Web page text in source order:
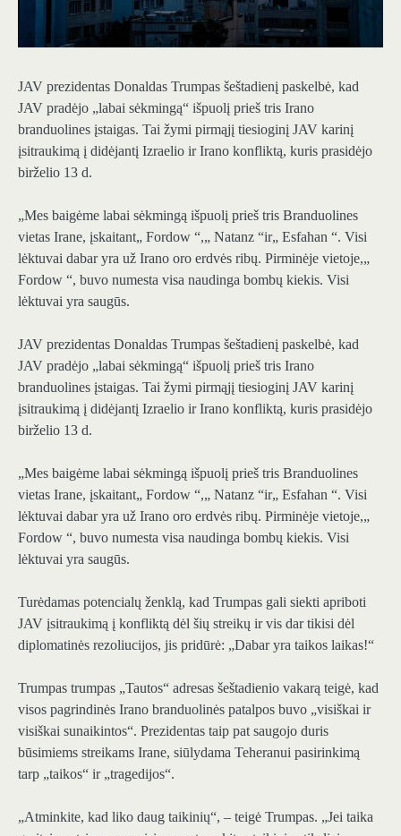
JAV prezidentas Donaldas Trumpas šeštadienį paskelbė, kad
JAV pradėjo „labai sėkmingą“ išpuolį prieš tris Irano
branduolines įstaigas. Tai žymi pirmąjį tiesioginį JAV karinį
įsitraukimą į didėjantį Izraelio ir Irano konfliktą, kuris prasidėjo
birželio 13 d.
„Mes baigėme labai sėkmingą išpuolį prieš tris Branduolines
vietas Irane, įskaitant„ Fordow “,„ Natanz “ir„ Esfahan “. Visi
lėktuvai dabar yra už Irano oro erdvės ribų. Pirminėje vietoje,„
Fordow “, buvo numesta visa naudinga bombų kiekis. Visi
lėktuvai yra saugūs.
JAV prezidentas Donaldas Trumpas šeštadienį paskelbė, kad
JAV pradėjo „labai sėkmingą“ išpuolį prieš tris Irano
branduolines įstaigas. Tai žymi pirmąjį tiesioginį JAV karinį
įsitraukimą į didėjantį Izraelio ir Irano konfliktą, kuris prasidėjo
birželio 13 d.
„Mes baigėme labai sėkmingą išpuolį prieš tris Branduolines
vietas Irane, įskaitant„ Fordow “,„ Natanz “ir„ Esfahan “. Visi
lėktuvai dabar yra už Irano oro erdvės ribų. Pirminėje vietoje,„
Fordow “, buvo numesta visa naudinga bombų kiekis. Visi
lėktuvai yra saugūs.
Turėdamas potencialų ženklą, kad Trumpas gali siekti apriboti
JAV įsitraukimą į konfliktą dėl šių streikų ir vis dar tikisi dėl
diplomatinės rezoliucijos, jis pridūrė: „Dabar yra taikos laikas!“
Trumpas trumpas „Tautos“ adresas šeštadienio vakarą teigė, kad
visos pagrindinės Irano branduolinės patalpos buvo „visiškai ir
visiškai sunaikintos“. Prezidentas taip pat saugojo duris
būsimiems streikams Irane, siūlydama Teheranui pasirinkimą
tarp „taikos“ ir „tragedijos“.
„Atminkite, kad liko daug taikinių“, – teigė Trumpas. „Jei taika